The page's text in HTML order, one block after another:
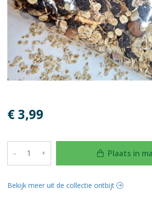
€ 3,99
– + Plaats in
Bekijk meer uit de collectie ontbijt